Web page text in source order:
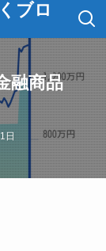
ブロ
融商品
日